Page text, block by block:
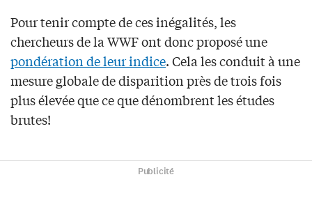
Pour tenir compte de ces inégalités, les
chercheurs de la WWF ont donc proposé une
pondération de leur indice. Cela les conduit à une
mesure globale de disparition près de trois fois
plus élevée que ce que dénombrent les études
brutes!
Publicité